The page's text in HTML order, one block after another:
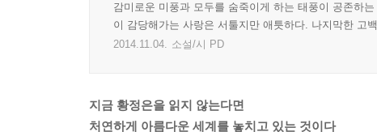
감미로운 미풍과 모두를 숨죽이게 하는 태풍이 공존하
이 감당해가는 사랑은 서툴지만 애틋하다. 나지막한 고
2014.11.04. 소설/시 PD
지금 황정은을 읽지 않는다면
처연하게 아름다운 세계를 놓치고 있는 것이다